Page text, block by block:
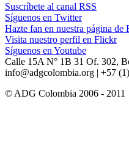
Suscríbete al canal RSS
Síguenos en Twitter
Hazte fan en nuestra página de
Visita nuestro perfil en Flickr
Síguenos en Youtube
Calle 15A N° 1B 31 Of. 302,
info@adgcolombia.org | +57
© ADG Colombia 2006 - 2011